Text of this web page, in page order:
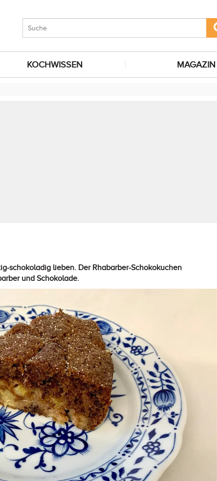
KOCHWISSEN MAGAZIN
schokoladig lieben. Der Rhabarber-Schokokuchen
und Schokolade.